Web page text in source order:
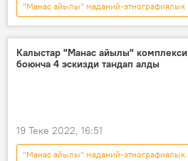
"Манас айылы" маданий-этнографиялык
Кыргызстан
Сокулук району
трасса
автоунаа
жарыш
милиция
айып пул
Калыстар "Манас айылы" комплекси
боюнча 4 эскизди тандап алды
19 Теке 2022, 16:51
"Манас айылы" маданий-этнографиялык